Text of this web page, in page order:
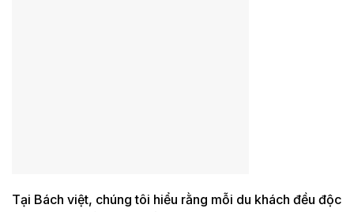
Tại Bách việt, chúng tôi hiểu rằng mỗi du khách đều độc